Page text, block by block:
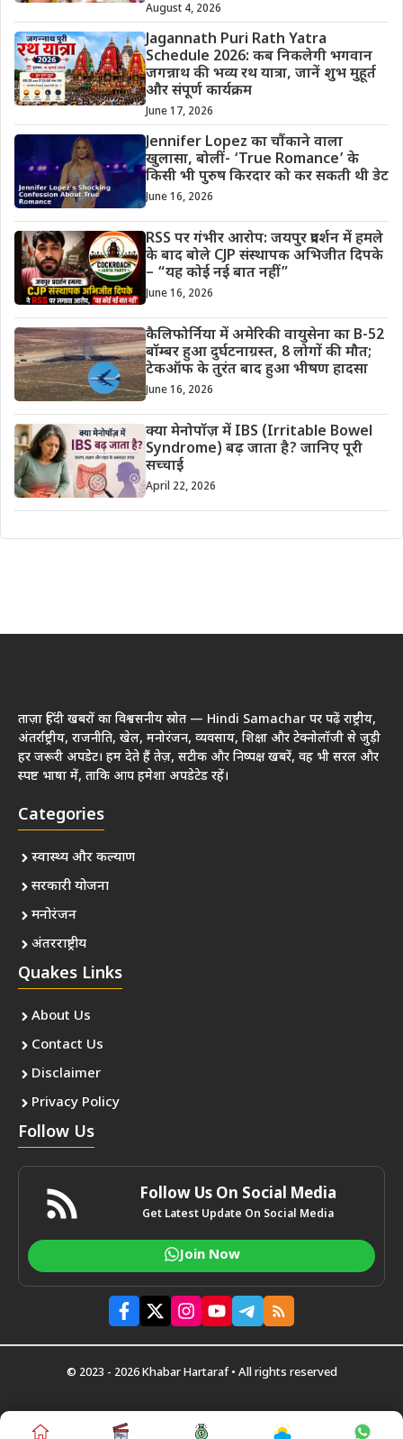
August 4, 2026
Jagannath Puri Rath Yatra
Schedule 2026: कब निकलेगी भगवान
जगन्नाथ की भव्य रथ यात्रा, जानें शुभ मुहूर्त
और संपूर्ण कार्यक्रम
June 17, 2026
Jennifer Lopez का चौंकाने वाला
खुलासा, बोलीं- ‘True Romance’ के
किसी भी पुरुष किरदार को कर सकती थी डेट
June 16, 2026
RSS पर गंभीर आरोप: जयपुर प्रदर्शन में हमले
के बाद बोले CJP संस्थापक अभिजीत दिपके
– “यह कोई नई बात नहीं”
June 16, 2026
कैलिफोर्निया में अमेरिकी वायुसेना का B-52
बॉम्बर हुआ दुर्घटनाग्रस्त, 8 लोगों की मौत;
टेकऑफ के तुरंत बाद हुआ भीषण हादसा
June 16, 2026
क्या मेनोपॉज़ में IBS (Irritable Bowel
Syndrome) बढ़ जाता है? जानिए पूरी
सच्चाई
April 22, 2026
ताज़ा हिंदी खबरों का विश्वसनीय स्रोत — Hindi Samachar पर पढ़ें राष्ट्रीय,
अंतर्राष्ट्रीय, राजनीति, खेल, मनोरंजन, व्यवसाय, शिक्षा और टेक्नोलॉजी से जुड़ी
हर जरूरी अपडेट। हम देते हैं तेज़, सटीक और निष्पक्ष खबरें, वह भी सरल और
स्पष्ट भाषा में, ताकि आप हमेशा अपडेटेड रहें।
Categories
स्वास्थ्य और कल्याण
सरकारी योजना
मनोरंजन
अंतरराष्ट्रीय
Quakes Links
About Us
Contact Us
Disclaimer
Privacy Policy
Follow Us
Follow Us On Social Media
Get Latest Update On Social Media
Join Now
© 2023 - 2026 Khabar Hartaraf • All rights reserved